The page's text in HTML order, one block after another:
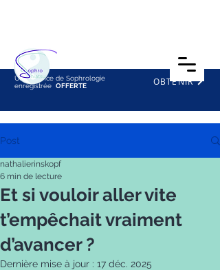
Une Séance de Sophrologie
enregistrée OFFERTE OBTENIR
Post
Et si vouloir aller vite
t’empêchait vraiment
d’avancer ?
nathalierinskopf
6 min de lecture
Dernière mise à jour : 17 déc. 2025